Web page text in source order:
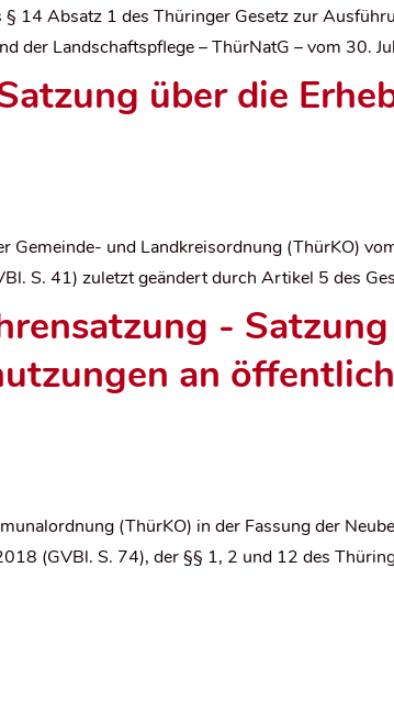
14 Absatz 1 des Thüringer Gesetz zur
der Landschaftspflege – ThürNatG – vom 30.
über die
und Landkreisordnung (ThürKO)
S. 41) zuletzt geändert durch Artikel 5 des
-
an
(ThürKO) in der Fassung der
(GVBl. S. 74), der §§ 1, 2 und 12 des